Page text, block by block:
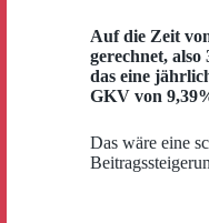
Auf die Zeit
gerechnet,
das eine
GKV von
Das wäre eine